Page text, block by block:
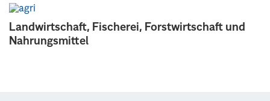
Landwirtschaft, Fischerei, Forstwirtschaft und
Nahrungsmittel